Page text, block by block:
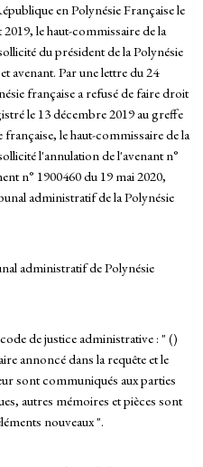
en Polynésie Française le
le haut-commissaire de la
du président de la Polynésie
avenant. Par une lettre du 24
française a refusé de faire droit
le 13 décembre 2019 au greffe
le haut-commissaire de la
l'annulation de l'avenant n°
n° 1900460 du 19 mai 2020,
administratif de la Polynésie
administratif de Polynésie
de justice administrative : " ()
annoncé dans la requête et le
sont communiqués aux parties
autres mémoires et pièces sont
nouveaux ".